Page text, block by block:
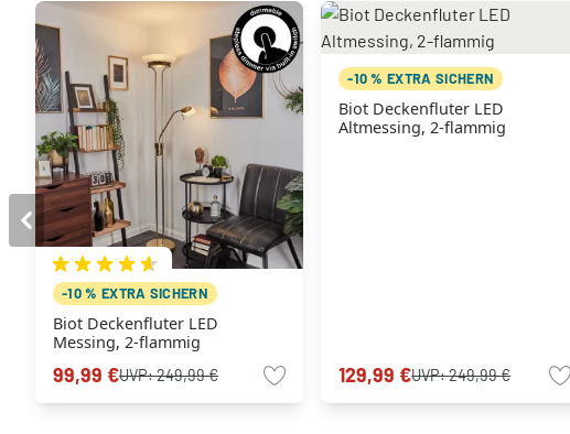
-10 % EXTRA SICHERN
Biot Deckenfluter LED
Messing, 2-flammig
99,99 €UVP:249,99 €
-10 % EXTRA SICHERN
Biot Deckenfluter LED
Altmessing, 2-flammig
129,99 €UVP:249,99 €